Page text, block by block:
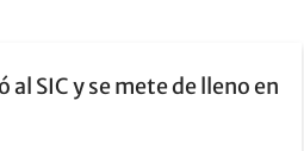
SIC y se mete de lleno en